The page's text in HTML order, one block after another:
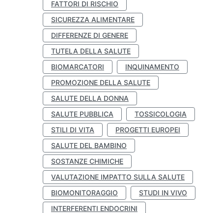
FATTORI DI RISCHIO
SICUREZZA ALIMENTARE
DIFFERENZE DI GENERE
TUTELA DELLA SALUTE
BIOMARCATORI
INQUINAMENTO
PROMOZIONE DELLA SALUTE
SALUTE DELLA DONNA
SALUTE PUBBLICA
TOSSICOLOGIA
STILI DI VITA
PROGETTI EUROPEI
SALUTE DEL BAMBINO
SOSTANZE CHIMICHE
VALUTAZIONE IMPATTO SULLA SALUTE
BIOMONITORAGGIO
STUDI IN VIVO
INTERFERENTI ENDOCRINI